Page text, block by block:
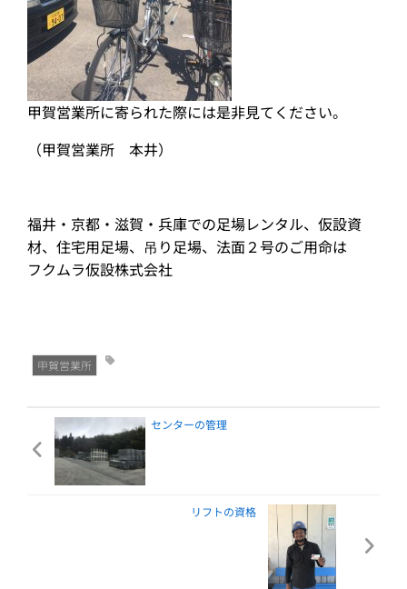
甲賀営業所に寄られた際には是非見てください。
（甲賀営業所 本井）
福井・京都・滋賀・兵庫での足場レンタル、仮設資
材、住宅用足場、吊り足場、法面２号のご用命は
フクムラ仮設株式会社
甲賀営業所
センターの管理
リフトの資格